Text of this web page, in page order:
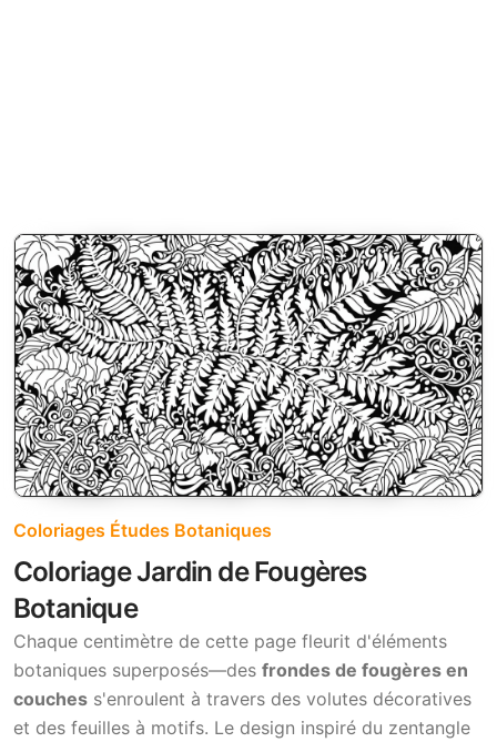
Coloriages Études Botaniques
Coloriage Jardin de Fougères
Botanique
Chaque centimètre de cette page fleurit d'éléments
botaniques superposés—des frondes de fougères en
couches s'enroulent à travers des volutes décoratives
et des feuilles à motifs. Le design inspiré du zentangle